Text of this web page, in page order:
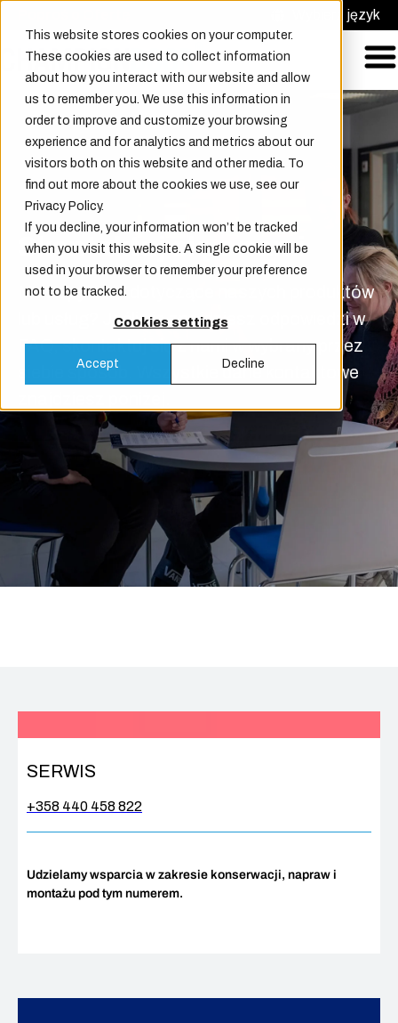
This website stores cookies on your computer.
These cookies are used to collect information
about how you interact with our website and allow
us to remember you. We use this information in
order to improve and customize your browsing
experience and for analytics and metrics about our
visitors both on this website and other media. To
find out more about the cookies we use, see our
Privacy Policy.
If you decline, your information won’t be tracked
when you visit this website. A single cookie will be
used in your browser to remember your preference
not to be tracked.
Cookies settings
Accept Decline
Wybierz język
Skontaktuj się z nami
Masz pytanie dotyczące naszych produktów
lub usług? Jeśli nie znajdziesz odpowiedzi w
FAQ, skontaktuj się z nami w wybrany przez
siebie sposób. Wszystkie dane kontaktowe
SERWIS
+358 440 458 822
Udzielamy wsparcia w zakresie konserwacji, napraw i
montażu pod tym numerem.